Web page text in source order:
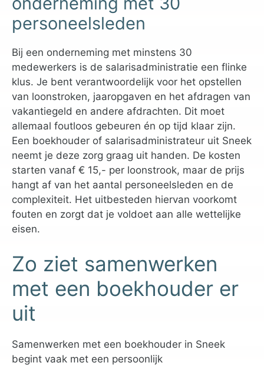
personeelsleden
Bij een onderneming met minstens 30
medewerkers is de salarisadministratie een flinke
klus. Je bent verantwoordelijk voor het opstellen
van loonstroken, jaaropgaven en het afdragen van
vakantiegeld en andere afdrachten. Dit moet
allemaal foutloos gebeuren én op tijd klaar zijn.
Een boekhouder of salarisadministrateur uit Sneek
neemt je deze zorg graag uit handen. De kosten
starten vanaf € 15,- per loonstrook, maar de prijs
hangt af van het aantal personeelsleden en de
complexiteit. Het uitbesteden hiervan voorkomt
fouten en zorgt dat je voldoet aan alle wettelijke
eisen.
Zo ziet samenwerken
met een boekhouder er
uit
Samenwerken met een boekhouder in Sneek
begint vaak met een persoonlijk